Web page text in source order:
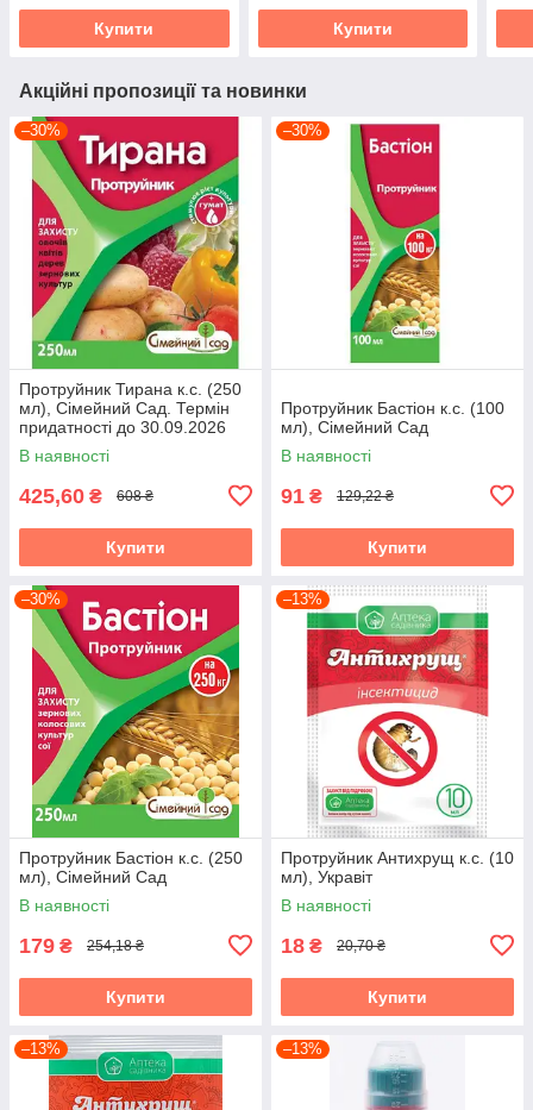
Купити Купити
Акційні пропозиції та новинки
–30%
Протруйник Тирана к.с. (250
мл), Сімейний Сад. Термін
придатності до 30.09.2026
В наявності
425,60 ₴ 608 ₴
Купити
–30%
Протруйник Бастіон к.с. (100
мл), Сімейний Сад
В наявності
91 ₴ 129,22 ₴
Купити
–30%
Протруйник Бастіон к.с. (250
мл), Сімейний Сад
В наявності
179 ₴ 254,18 ₴
Купити
–13%
Протруйник Антихрущ к.с. (10
мл), Укравіт
В наявності
18 ₴ 20,70 ₴
Купити
–13% –13%